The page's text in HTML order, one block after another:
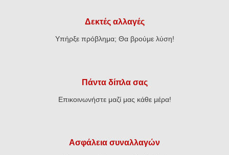
Δεκτές αλλαγές
Υπήρξε πρόβλημα; Θα βρούμε λύση!
Πάντα δίπλα σας
Επικοινωνήστε μαζί μας κάθε μέρα!
Ασφάλεια συναλλαγών